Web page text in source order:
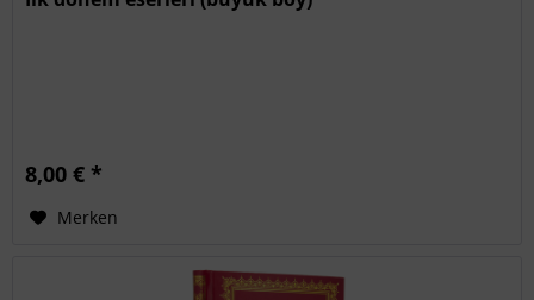
8,00 € *
Merken